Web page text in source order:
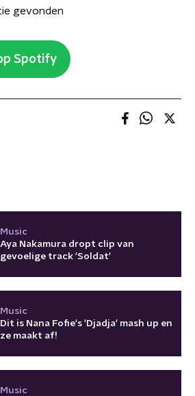
gevonden
Spotify
Music
Aya Nakamura dropt clip van
gevoelige track 'Soldat'
Music
Dit is Nana Fofie's 'Djadja' mash up en
ze maakt af!
Music